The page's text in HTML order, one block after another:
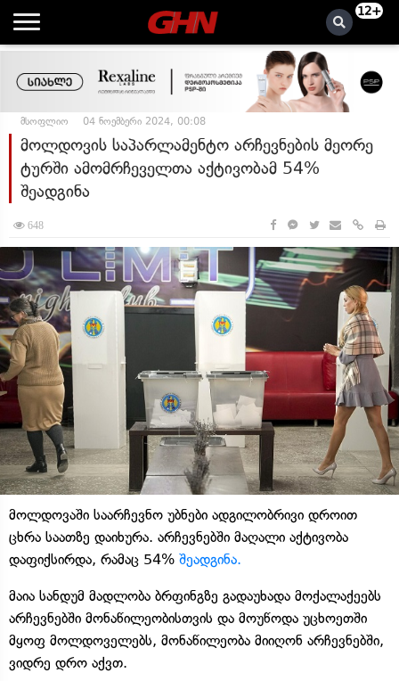
12+
მსოფლიო 04 ნოემბერი 2024, 00:08
მოლდოვის საპარლამენტო არჩევნების მეორე
ტურში ამომრჩეველთა აქტივობამ 54%
შეადგინა
648
მოლდოვაში საარჩევნო უბნები ადგილობრივი დროით
ცხრა საათზე დაიხურა. არჩევნებში მაღალი აქტივობა
დაფიქსირდა, რამაც 54% შეადგინა.
მაია სანდუმ მადლობა ბრფინგზე გადაუხადა მოქალაქეებს
არჩევნებში მონაწილეობისთვის და მოუწოდა უცხოეთში
მყოფ მოლდოველებს, მონაწილეობა მიიღონ არჩევნებში,
ვიდრე დრო აქვთ.